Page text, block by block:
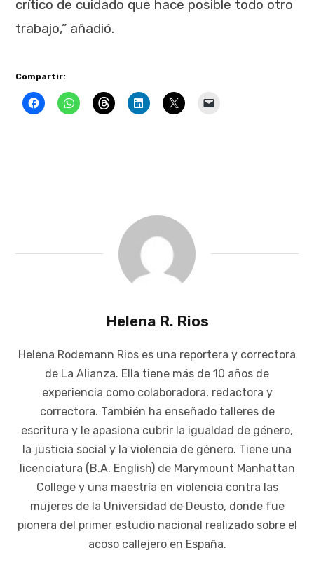
crítico de cuidado que hace posible todo otro
trabajo,” añadió.
Compartir:
Helena R. Rios
Helena Rodemann Rios es una reportera y correctora
de La Alianza. Ella tiene más de 10 años de
experiencia como colaboradora, redactora y
correctora. También ha enseñado talleres de
escritura y le apasiona cubrir la igualdad de género,
la justicia social y la violencia de género. Tiene una
licenciatura (B.A. English) de Marymount Manhattan
College y una maestría en violencia contra las
mujeres de la Universidad de Deusto, donde fue
pionera del primer estudio nacional realizado sobre el
acoso callejero en España.